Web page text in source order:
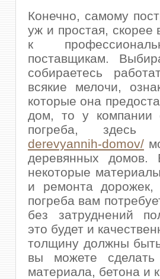
Конечно, самому
уж и простая, скорее
к
поставщикам.
собираетесь
всякие мелочи,
которые она
дом, то у компании
погреба, здесь
derevyannih-domov/
деревянных домов.
некоторые
и ремонта дорожек,
погреба вам
без затруднений
это будет и
толщину должны
вы можете
материала, бетона и